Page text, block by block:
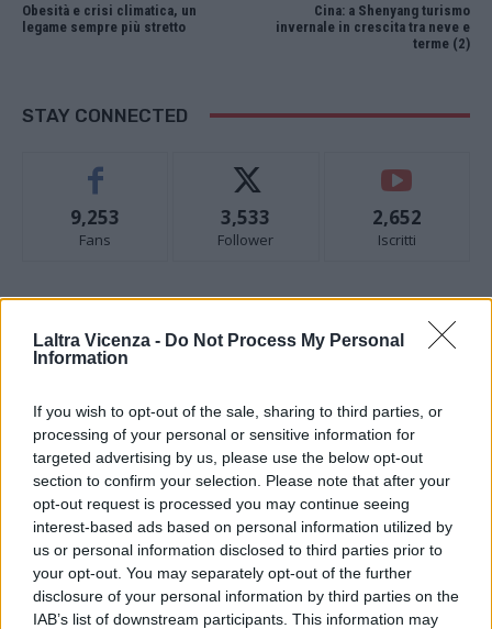
Laltra Vicenza - Do Not Process My Personal
Information
If you wish to opt-out of the sale, sharing to third parties, or
processing of your personal or sensitive information for
targeted advertising by us, please use the below opt-out
section to confirm your selection. Please note that after your
opt-out request is processed you may continue seeing
interest-based ads based on personal information utilized by
us or personal information disclosed to third parties prior to
your opt-out. You may separately opt-out of the further
disclosure of your personal information by third parties on the
IAB’s list of downstream participants. This information may
Obesità e crisi climatica, un
legame sempre più stretto
Cina: a Shenyang turismo
invernale in crescita tra neve e
terme (2)
STAY CONNECTED
9,253
Fans
3,533
Follower
2,652
Iscritti
ULTIMI ARTICOLI
Paolo Gnutti premiato come eccellenza